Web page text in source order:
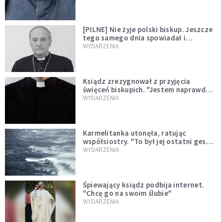
[PILNE] Nie żyje polski biskup. Jeszcze
tego samego dnia spowiadał i
sprawował Mszę świętą
WYDARZENIA
Ksiądz zrezygnował z przyjęcia
święceń biskupich. "Jestem naprawdę
niegodny"
WYDARZENIA
Karmelitanka utonęła, ratując
współsiostry. "To był jej ostatni gest
miłości"
WYDARZENIA
Śpiewający ksiądz podbija internet.
"Chcę go na swoim ślubie"
WYDARZENIA